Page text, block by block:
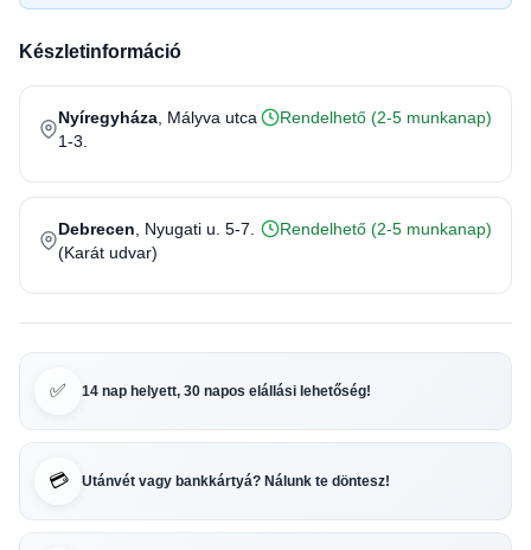
Készletinformáció
Nyíregyháza , Mályva utca
1-3.
Rendelhető (2-5 munkanap)
Debrecen , Nyugati u. 5-7.
(Karát udvar)
Rendelhető (2-5 munkanap)
✅ 14 nap helyett, 30 napos elállási lehetőség!
💳 Utánvét vagy bankkártyá? Nálunk te döntesz!